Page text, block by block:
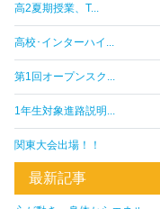
高2夏期授業、T...
高校･インターハイ...
第1回オープンスク...
1年生対象進路説明...
関東大会出場！！
最新記事